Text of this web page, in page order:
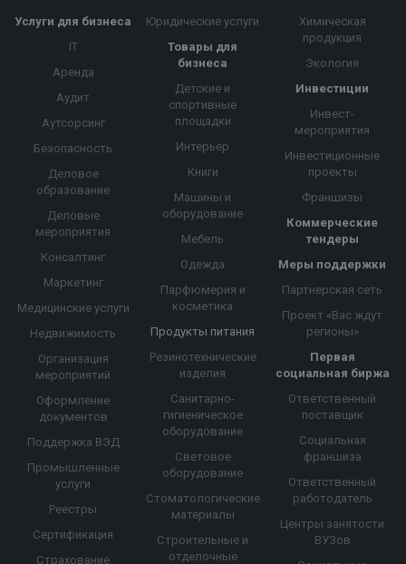
Услуги для бизнеса
IT
Аренда
Аудит
Аутсорсинг
Безопасность
Деловое
образование
Деловые
мероприятия
Консалтинг
Маркетинг
Медицинские услуги
Недвижимость
Организация
мероприятий
Оформление
документов
Поддержка ВЭД
Промышленные
услуги
Реестры
Сертификация
Страхование
Юридические услуги
Товары для
бизнеса
Детские и
спортивные
площадки
Интерьер
Книги
Машины и
оборудование
Мебель
Одежда
Парфюмерия и
косметика
Продукты питания
Резинотехнические
изделия
Санитарно-
гигиеническое
оборудование
Световое
оборудование
Стоматологические
материалы
Строительные и
отделочные
Химическая
продукция
Экология
Инвестиции
Инвест-
мероприятия
Инвестиционные
проекты
Франшизы
Коммерческие
тендеры
Меры поддержки
Партнерская сеть
Проект «Вас ждут
регионы»
Первая
социальная биржа
Ответственный
поставщик
Социальная
франшиза
Ответственный
работодатель
Центры занятости
ВУЗов